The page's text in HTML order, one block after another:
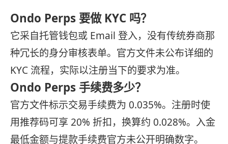
Ondo Perps 要做 KYC 吗？
它采自托管钱包或 Email 登入，没有传统券商那
种冗长的身分审核表单。官方文件未公布详细的
KYC 流程，实际以注册当下的要求为准。
Ondo Perps 手续费多少？
官方文件标示交易手续费为 0.035%。注册时使
用推荐码可享 20% 折扣，换算约 0.028%。入金
最低金额与提款手续费官方未公开明确数字。